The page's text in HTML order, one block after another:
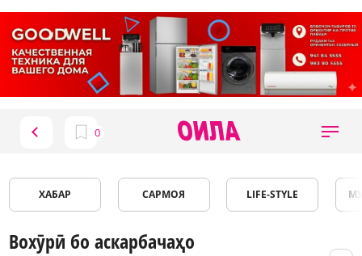
ХАБАР САРМОЯ LIFE-STYLE
Вохӯрӣ бо аскарбачаҳо